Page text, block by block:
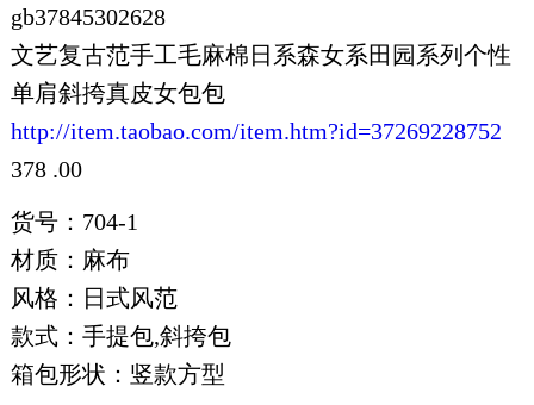
gb37845302628
文艺复古范手工毛麻棉日系森女系田园系列个性
单肩斜挎真皮女包包
http://item.taobao.com/item.htm?id=37269228752
378 .00
货号：704-1
材质：麻布
风格：日式风范
款式：手提包,斜挎包
箱包形状：竖款方型